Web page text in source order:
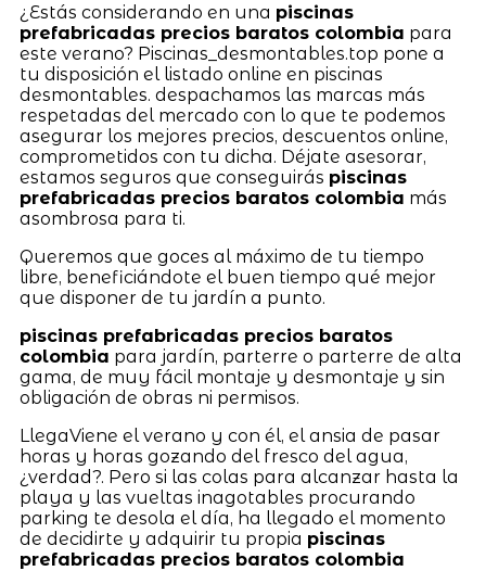
¿Estás considerando en una piscinas
prefabricadas precios baratos colombia para
este verano? Piscinas_desmontables.top pone a
tu disposición el listado online en piscinas
desmontables. despachamos las marcas más
respetadas del mercado con lo que te podemos
asegurar los mejores precios, descuentos online,
comprometidos con tu dicha. Déjate asesorar,
estamos seguros que conseguirás piscinas
prefabricadas precios baratos colombia más
asombrosa para ti.
Queremos que goces al máximo de tu tiempo
libre, beneficiándote el buen tiempo qué mejor
que disponer de tu jardín a punto.
piscinas prefabricadas precios baratos
colombia para jardín, parterre o parterre de alta
gama, de muy fácil montaje y desmontaje y sin
obligación de obras ni permisos.
LlegaViene el verano y con él, el ansia de pasar
horas y horas gozando del fresco del agua,
¿verdad?. Pero si las colas para alcanzar hasta la
playa y las vueltas inagotables procurando
parking te desola el día, ha llegado el momento
de decidirte y adquirir tu propia piscinas
prefabricadas precios baratos colombia